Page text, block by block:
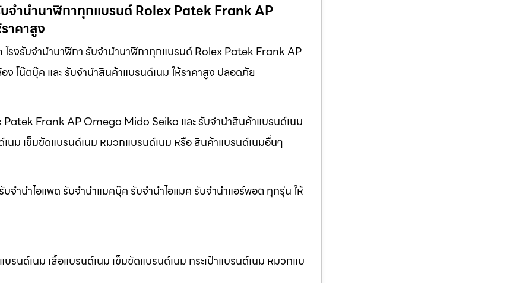
จำนำนาฬิกาทุกแบรนด์ Rolex Patek Frank AP
าคาสูง
รงรับจำนำนาฬิกา รับจำนำนาฬิกาทุกแบรนด์ Rolex Patek Frank AP
โน๊ตบุ๊ค และ รับจำนำสินค้าแบรนด์เนม ให้ราคาสูง ปลอดภัย
Patek Frank AP Omega Mido Seiko และ รับจำนำสินค้าแบรนด์เนม
เนม เข็มขัดแบรนด์เนม หมวกแบรนด์เนม หรือ สินค้าแบรนด์เนมอื่นๆ
จำนำไอแพด รับจำนำแมคบุ๊ค รับจำนำไอแมค รับจำนำแอร์พอต ทุกรุ่น ให้
รนด์เนม เสื้อแบรนด์เนม เข็มขัดแบรนด์เนม กระเป๋าแบรนด์เนม หมวกแบ